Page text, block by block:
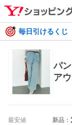
毎日引けるく
パ
ア
最安値 新品：